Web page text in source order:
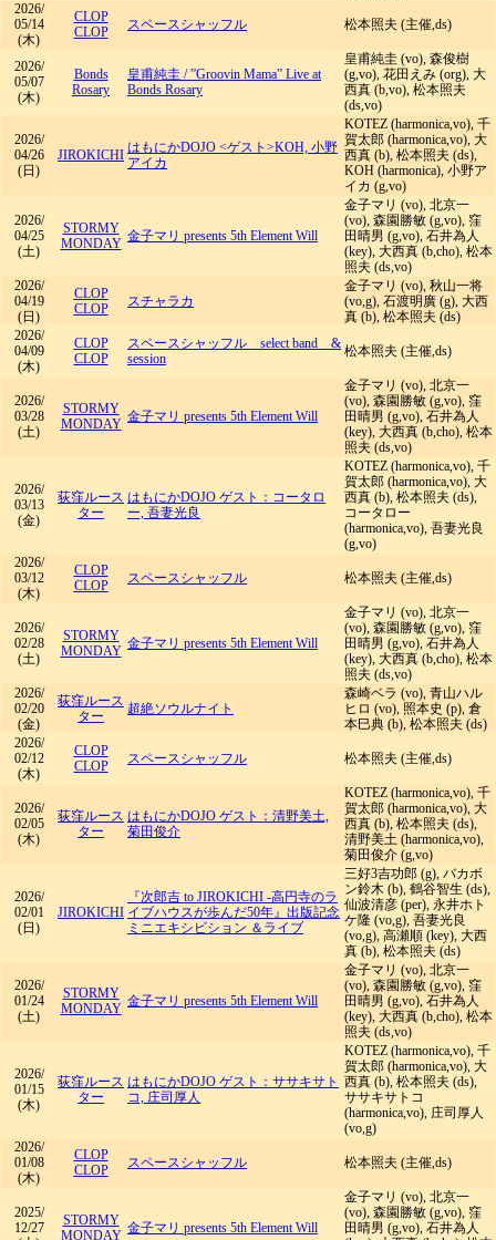
2026/
05/14
(木)
CLOP
CLOP
スペースシャッフル 松本照夫 (主催,ds)
2026/
05/07
(木)
Bonds
Rosary
皇甫純圭 /”Groovin Mama” Live at
Bonds Rosary
皇甫純圭 (vo), 森俊樹
(g,vo), 花田えみ (org), 大
西真 (b,vo), 松本照夫
(ds,vo)
2026/
04/26
(日)
JIROKICHI はもにかDOJO <ゲスト>KOH, 小野
アイカ
KOTEZ (harmonica,vo), 千
賀太郎 (harmonica,vo), 大
西真 (b), 松本照夫 (ds),
KOH (harmonica), 小野ア
イカ (g,vo)
2026/
04/25
(土)
STORMY
MONDAY 金子マリ presents 5th Element Will
金子マリ (vo), 北京一
(vo), 森園勝敏 (g,vo), 窪
田晴男 (g,vo), 石井為人
(key), 大西真 (b,cho), 松本
照夫 (ds,vo)
2026/
04/19
(日)
CLOP
CLOP
スチャラカ
金子マリ (vo), 秋山一将
(vo,g), 石渡明廣 (g), 大西
真 (b), 松本照夫 (ds)
2026/
04/09
(木)
CLOP
CLOP
スペースシャッフル select band &
session
松本照夫 (主催,ds)
2026/
03/28
(土)
STORMY
MONDAY 金子マリ presents 5th Element Will
金子マリ (vo), 北京一
(vo), 森園勝敏 (g,vo), 窪
田晴男 (g,vo), 石井為人
(key), 大西真 (b,cho), 松本
照夫 (ds,vo)
2026/
03/13
(金)
荻窪ルース
ター
はもにかDOJO ゲスト：コータロ
ー, 吾妻光良
KOTEZ (harmonica,vo), 千
賀太郎 (harmonica,vo), 大
西真 (b), 松本照夫 (ds),
コータロー
(harmonica,vo), 吾妻光良
(g,vo)
2026/
03/12
(木)
CLOP
CLOP
スペースシャッフル 松本照夫 (主催,ds)
2026/
02/28
(土)
STORMY
MONDAY 金子マリ presents 5th Element Will
金子マリ (vo), 北京一
(vo), 森園勝敏 (g,vo), 窪
田晴男 (g,vo), 石井為人
(key), 大西真 (b,cho), 松本
照夫 (ds,vo)
2026/
02/20
(金)
荻窪ルース
ター
超絶ソウルナイト
森崎ベラ (vo), 青山ハル
ヒロ (vo), 照本史 (p), 倉
本巳典 (b), 松本照夫 (ds)
2026/
02/12
(木)
CLOP
CLOP
スペースシャッフル 松本照夫 (主催,ds)
2026/
02/05
(木)
荻窪ルース
ター
はもにかDOJO ゲスト：清野美土,
菊田俊介
KOTEZ (harmonica,vo), 千
賀太郎 (harmonica,vo), 大
西真 (b), 松本照夫 (ds),
清野美土 (harmonica,vo),
菊田俊介 (g,vo)
2026/
02/01
(日)
JIROKICHI
『次郎吉 to JIROKICHI -高円寺のラ
イブハウスが歩んだ50年』出版記念
ミニエキシビション ＆ライブ
三好3吉功郎 (g), バカボ
ン鈴木 (b), 鶴谷智生 (ds),
仙波清彦 (per), 永井ホト
ケ隆 (vo,g), 吾妻光良
(vo,g), 高瀬順 (key), 大西
真 (b), 松本照夫 (ds)
2026/
01/24
(土)
STORMY
MONDAY 金子マリ presents 5th Element Will
金子マリ (vo), 北京一
(vo), 森園勝敏 (g,vo), 窪
田晴男 (g,vo), 石井為人
(key), 大西真 (b,cho), 松本
照夫 (ds,vo)
2026/
01/15
(木)
荻窪ルース
ター
はもにかDOJO ゲスト：ササキサト
コ, 庄司厚人
KOTEZ (harmonica,vo), 千
賀太郎 (harmonica,vo), 大
西真 (b), 松本照夫 (ds),
ササキサトコ
(harmonica,vo), 庄司厚人
(vo,g)
2026/
01/08
(木)
CLOP
CLOP
スペースシャッフル 松本照夫 (主催,ds)
2025/
12/27
STORMY
MONDAY 金子マリ presents 5th Element Will
金子マリ (vo), 北京一
(vo), 森園勝敏 (g,vo), 窪
田晴男 (g,vo), 石井為人